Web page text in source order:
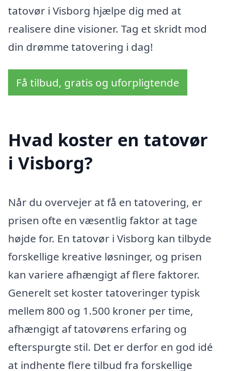
tatovør i Visborg hjælpe dig med at
realisere dine visioner. Tag et skridt mod
din drømme tatovering i dag!
Få tilbud, gratis og uforpligtende
Hvad koster en tatovør
i Visborg?
Når du overvejer at få en tatovering, er
prisen ofte en væsentlig faktor at tage
højde for. En tatovør i Visborg kan tilbyde
forskellige kreative løsninger, og prisen
kan variere afhængigt af flere faktorer.
Generelt set koster tatoveringer typisk
mellem 800 og 1.500 kroner per time,
afhængigt af tatovørens erfaring og
efterspurgte stil. Det er derfor en god idé
at indhente flere tilbud fra forskellige